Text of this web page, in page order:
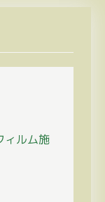
ィルム施